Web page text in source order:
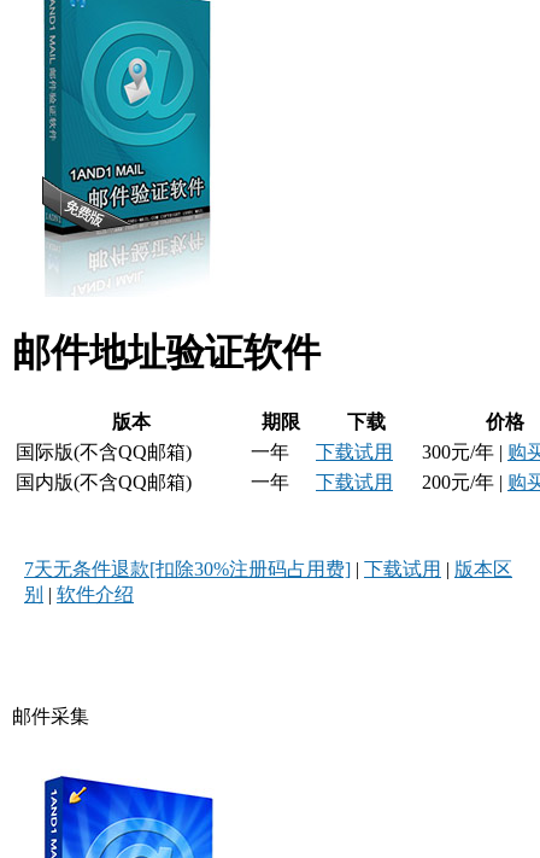
邮件地址验证软件
版本 期限 下载
价格
国际版(不含QQ邮箱)
一年 下载试用 300元/年 | 购
国内版(不含QQ邮箱)
一年 下载试用 200元/年 | 购
7天无条件退款[扣除30%注册码占用费] | 下载试用 | 版本区
别 | 软件介绍
邮件采集